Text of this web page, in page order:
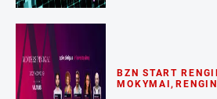
BZN START
MOKYMAI ,